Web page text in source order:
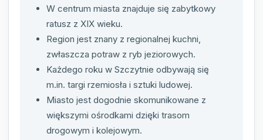
W centrum miasta znajduje się zabytkowy
ratusz z XIX wieku.
Region jest znany z regionalnej kuchni,
zwłaszcza potraw z ryb jeziorowych.
Każdego roku w Szczytnie odbywają się
m.in. targi rzemiosła i sztuki ludowej.
Miasto jest dogodnie skomunikowane z
większymi ośrodkami dzięki trasom
drogowym i kolejowym.